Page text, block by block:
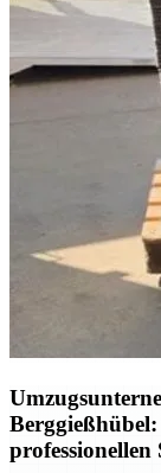
professionellen